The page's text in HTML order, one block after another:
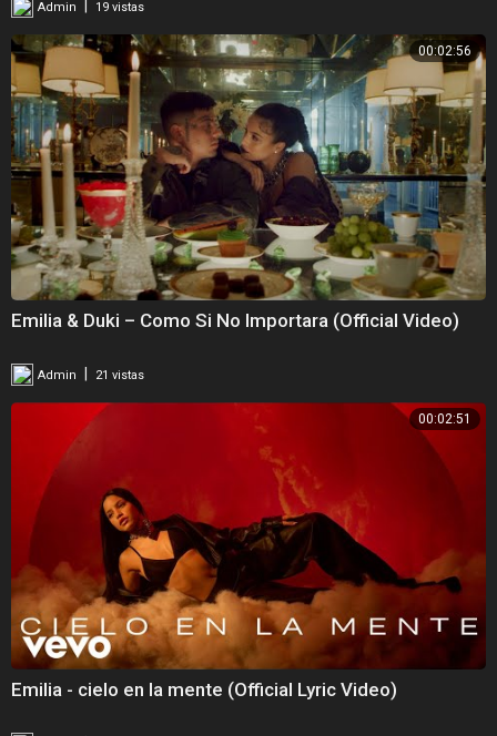
Admin | 19 vistas
00:02:56
Emilia & Duki – Como Si No Importara (Official Video)
Admin 21 vistas
00:02:51
Emilia - cielo en la mente (Official Lyric Video)